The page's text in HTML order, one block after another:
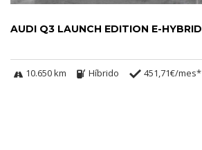
AUDI Q3 LAUNCH EDITION E-HYBRID
10.650 km Híbrido 451,71€/mes*